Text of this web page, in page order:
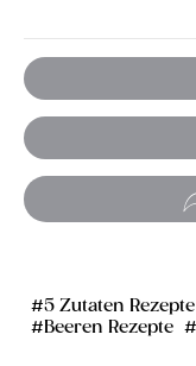
5 Zutaten Rezepte
Beeren Rezepte